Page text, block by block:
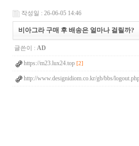
작성일 : 26-06-05 14:46
비아그라 구매 후 배송은 얼마나 걸릴까?
글쓴이 : AD
https://m23.lux24.top [2]
http://www.designidiom.co.kr/gb/bbs/